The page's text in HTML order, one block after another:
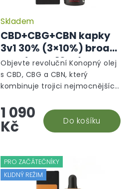
t
CBD+CBG+CBN kapky
3v1 30% (3×10%) broad
spectrum, 10 ml -
Ochranný režim
Skladem
1 090
Kč Do košíku
Objevte revoluční Konopný olej
s CBD, CBG a CBN, který
kombinuje trojici nejmocnějších
efekt. CBD, neboli kanabidiol, je
známé pro své protizánětlivé
a...
PRO ZAČÁTEČNÍKY
KLIDNÝ REŽIM